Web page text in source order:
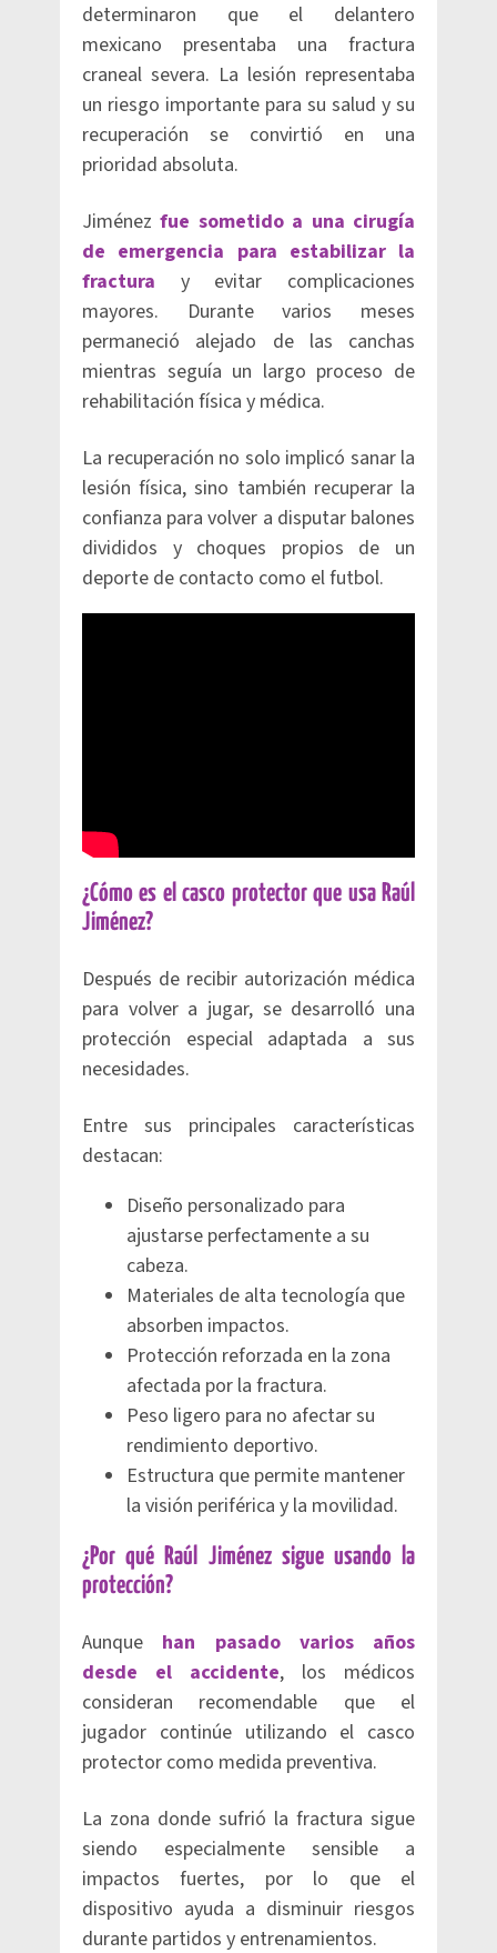
determinaron que el delantero
mexicano presentaba una fractura
craneal severa. La lesión representaba
un riesgo importante para su salud y su
recuperación se convirtió en una
prioridad absoluta.
Jiménez fue sometido a una cirugía
de emergencia para estabilizar la
fractura y evitar complicaciones
mayores. Durante varios meses
permaneció alejado de las canchas
mientras seguía un largo proceso de
rehabilitación física y médica.
La recuperación no solo implicó sanar la
lesión física, sino también recuperar la
confianza para volver a disputar balones
divididos y choques propios de un
deporte de contacto como el futbol.
¿Cómo es el casco protector que usa Raúl
Jiménez?
Después de recibir autorización médica
para volver a jugar, se desarrolló una
protección especial adaptada a sus
necesidades.
Entre sus principales características
destacan:
Diseño personalizado para
ajustarse perfectamente a su
cabeza.
Materiales de alta tecnología que
absorben impactos.
Protección reforzada en la zona
afectada por la fractura.
Peso ligero para no afectar su
rendimiento deportivo.
Estructura que permite mantener
la visión periférica y la movilidad.
¿Por qué Raúl Jiménez sigue usando la
protección?
Aunque han pasado varios años
desde el accidente, los médicos
consideran recomendable que el
jugador continúe utilizando el casco
protector como medida preventiva.
La zona donde sufrió la fractura sigue
siendo especialmente sensible a
impactos fuertes, por lo que el
dispositivo ayuda a disminuir riesgos
durante partidos y entrenamientos.